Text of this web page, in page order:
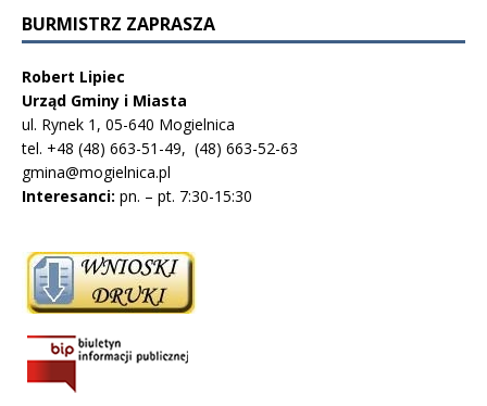
BURMISTRZ ZAPRASZA
Robert Lipiec
Urząd Gminy i Miasta
ul. Rynek 1, 05-640 Mogielnica
tel. +48 (48) 663-51-49, (48) 663-52-63
gmina@mogielnica.pl
Interesanci: pn. – pt. 7:30-15:30